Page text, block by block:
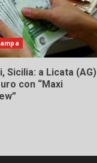
Sicilia: a Licata (AG)
con “Maxi